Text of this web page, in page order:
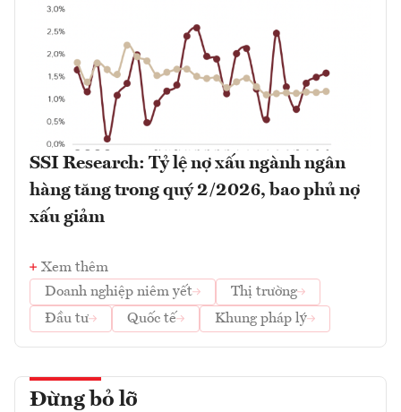
SSI Research: Tỷ lệ nợ xấu ngành ngân
hàng tăng trong quý 2/2026, bao phủ nợ
xấu giảm
Xem thêm
Doanh nghiệp niêm yết
Thị trường
Đầu tư
Quốc tế Khung pháp lý
Đừng bỏ lỡ